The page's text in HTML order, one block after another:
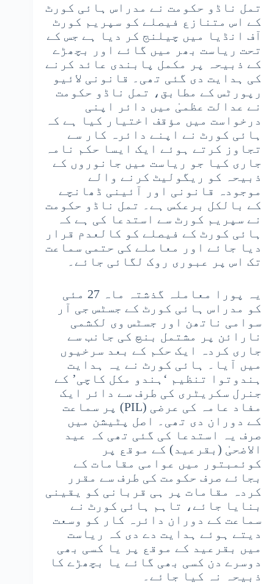
تمل ناڈو حکومت نے مدراس ہائی کورٹ
کے اس متنازع فیصلے کو سپریم کورٹ
آف انڈیا میں چیلنج کر دیا ہے جس کے
تحت ریاست بھر میں گائے اور بچھڑے
کے ذبیحہ پر مکمل پابندی عائد کرنے
کی ہدایت دی گئی تھی۔ قانونی لائیو
رپورٹس کے مطابق، تمل ناڈو حکومت
نے عدالت عظمیٰ میں دائر اپنی
درخواست میں مؤقف اختیار کیا ہے کہ
ہائی کورٹ نے اپنے دائرہ کار سے
تجاوز کرتے ہوئے ایک ایسا حکم نامہ
جاری کیا جو ریاست میں جانوروں کے
ذبیحہ کو ریگولیٹ کرنے والے
موجودہ قانونی اور آئینی ڈھانچے
کے بالکل برعکس ہے۔ تمل ناڈو حکومت
نے سپریم کورٹ سے استدعا کی ہے کہ
ہائی کورٹ کے فیصلے کو کالعدم قرار
دیا جائے اور معاملے کی حتمی سماعت
تک اس پر عبوری روک لگائی جائے۔
یہ پورا معاملہ گذشتہ ماہ 27 مئی
کو مدراس ہائی کورٹ کے جسٹس جی آر
سوامی ناتھن اور جسٹس وی لکشمی
نارائن پر مشتمل بنچ کی جانب سے
جاری کردہ ایک حکم کے بعد سرخیوں
میں آیا۔ ہائی کورٹ نے یہ ہدایت
ہندوتوا تنظیم ‘ہندو مکل کاچی’ کے
جنرل سکریٹری کی طرف سے دائر ایک
مفاد عامہ کی عرضی (PIL) پر سماعت
کے دوران دی تھی۔ اصل پٹیشن میں
صرف یہ استدعا کی گئی تھی کہ عید
الاضحیٰ (بقرعید) کے موقع پر
کوئمبتور میں عوامی مقامات کے
بجائے صرف حکومت کی طرف سے مقرر
کردہ مقامات پر ہی قربانی کو یقینی
بنایا جائے، تاہم ہائی کورٹ نے
سماعت کے دوران دائرہ کار کو وسعت
دیتے ہوئے ہدایت دے دی کہ ریاست
میں بقرعید کے موقع پر یا کسی بھی
دوسرے دن کسی بھی گائے یا بچھڑے کا
ذبیحہ نہ کیا جائے۔